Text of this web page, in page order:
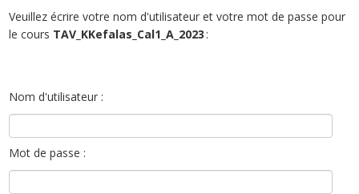
Veuillez écrire votre nom d'utilisateur et votre mot de passe pour
le cours TAV_KKefalas_Cal1_A_2023 :
Nom d'utilisateur :
Mot de passe :